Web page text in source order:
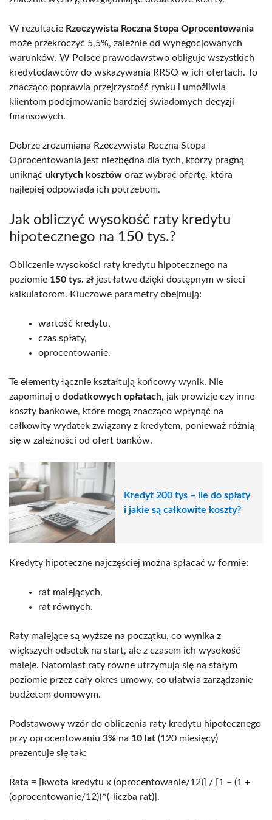
W rezultacie Rzeczywista Roczna Stopa Oprocentowania
może przekroczyć 5,5%, zależnie od wynegocjowanych
warunków. W Polsce prawodawstwo obliguje wszystkich
kredytodawców do wskazywania RRSO w ich ofertach. To
znacząco poprawia przejrzystość rynku i umożliwia
klientom podejmowanie bardziej świadomych decyzji
finansowych.
Dobrze zrozumiana Rzeczywista Roczna Stopa
Oprocentowania jest niezbędna dla tych, którzy pragną
uniknąć ukrytych kosztów oraz wybrać ofertę, która
najlepiej odpowiada ich potrzebom.
Jak obliczyć wysokość raty kredytu
hipotecznego na 150 tys.?
Obliczenie wysokości raty kredytu hipotecznego na
poziomie 150 tys. zł jest łatwe dzięki dostępnym w sieci
kalkulatorom. Kluczowe parametry obejmują:
wartość kredytu,
czas spłaty,
oprocentowanie.
Te elementy łącznie kształtują końcowy wynik. Nie
zapominaj o dodatkowych opłatach, jak prowizje czy inne
koszty bankowe, które mogą znacząco wpłynąć na
całkowity wydatek związany z kredytem, ponieważ różnią
się w zależności od ofert banków.
Kredyt 200 tys – ile do spłaty
i jakie są całkowite koszty?
Kredyty hipoteczne najczęściej można spłacać w formie:
rat malejących,
rat równych.
Raty malejące są wyższe na początku, co wynika z
większych odsetek na start, ale z czasem ich wysokość
maleje. Natomiast raty równe utrzymują się na stałym
poziomie przez cały okres umowy, co ułatwia zarządzanie
budżetem domowym.
Podstawowy wzór do obliczenia raty kredytu hipotecznego
przy oprocentowaniu 3% na 10 lat (120 miesięcy)
prezentuje się tak:
Rata = [kwota kredytu x (oprocentowanie/12)] / [1 – (1 +
(oprocentowanie/12))^(-liczba rat)].